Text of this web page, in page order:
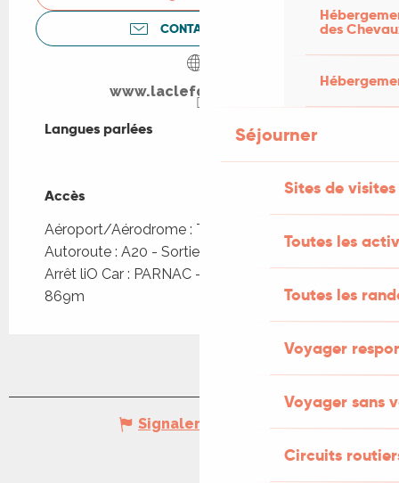
des
Séjourner
Sites de visites
Toutes les
Toutes les
Voyager
Voyager sans
Circuits
CONTACTEZ-NOUS
www.laclefdesvignes.fr
Langues parlées
Langues parlées
Accès
Accès
Aéroport/Aérodrome : Toulouse à 134km
Autoroute : A20 - Sortie 57 ou 58
Arrêt liO Car : PARNAC - Embt D8 x D230 à
869m
Signaler une erreur